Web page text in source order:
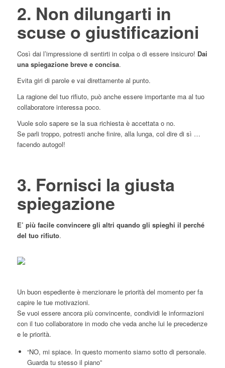
2. Non dilungarti in
scuse o giustificazioni
Così dai l’impressione di sentirti in colpa o di essere insicuro! Dai
una spiegazione breve e concisa.
Evita giri di parole e vai direttamente al punto.
La ragione del tuo rifiuto, può anche essere importante ma al tuo
collaboratore interessa poco.
Vuole solo sapere se la sua richiesta è accettata o no.
Se parli troppo, potresti anche finire, alla lunga, col dire di sì …
facendo autogol!
3. Fornisci la giusta
spiegazione
E’ più facile convincere gli altri quando gli spieghi il perché
del tuo rifiuto.
Un buon espediente è menzionare le priorità del momento per fa
capire le tue motivazioni.
Se vuoi essere ancora più convincente, condividi le informazioni
con il tuo collaboratore in modo che veda anche lui le precedenze
e le priorità.
“NO, mi spiace. In questo momento siamo sotto di personale.
Guarda tu stesso il piano”